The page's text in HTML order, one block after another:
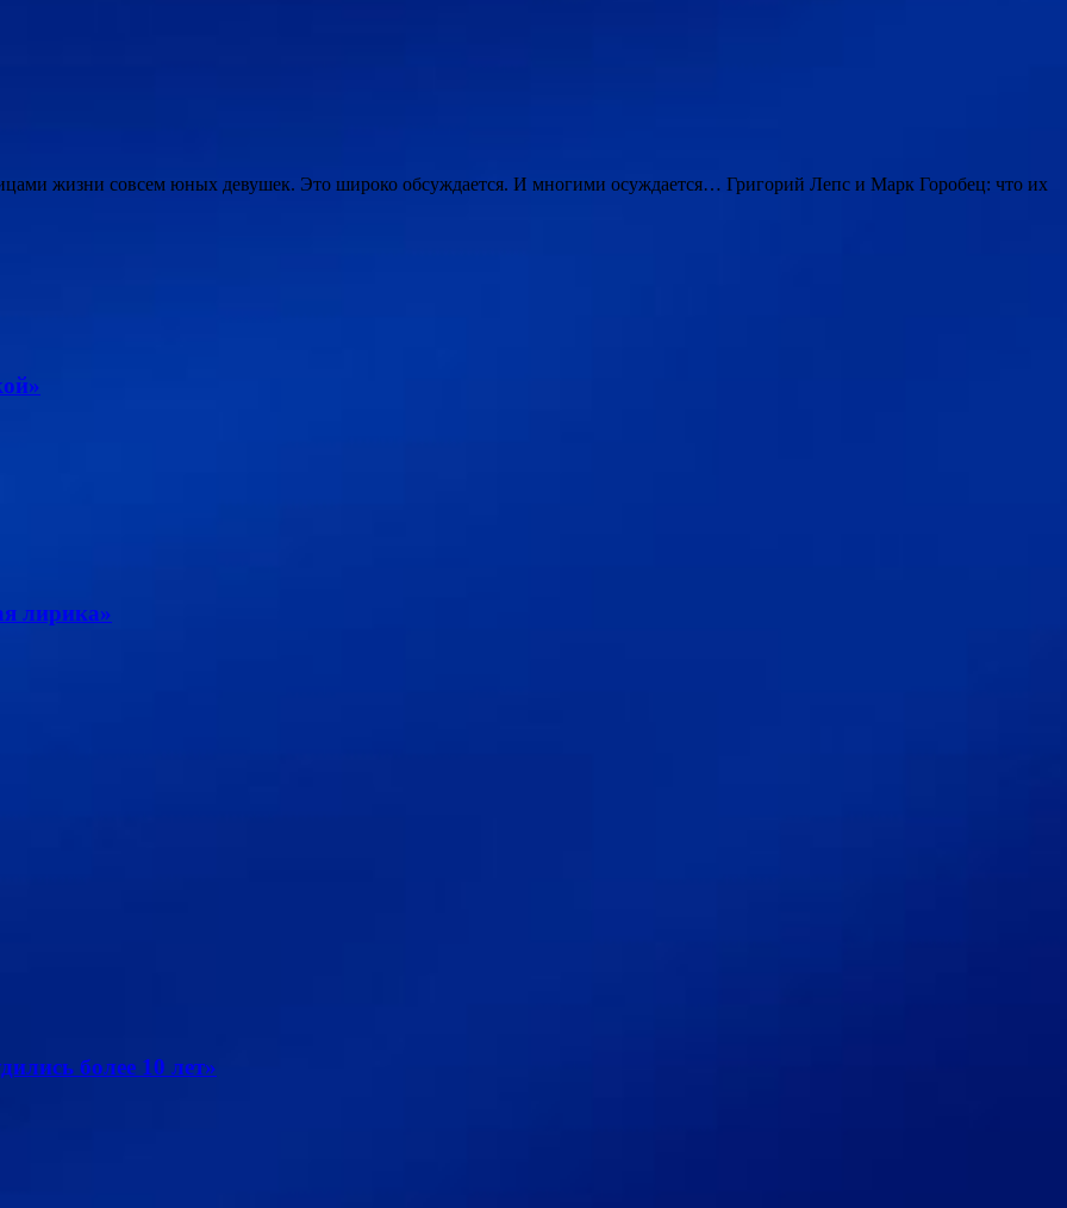
жизни совсем юных девушек. Это широко обсуждается. И многими осуждается… Григорий Лепс и Марк Горобец: что их
лирика»
более 10 лет»